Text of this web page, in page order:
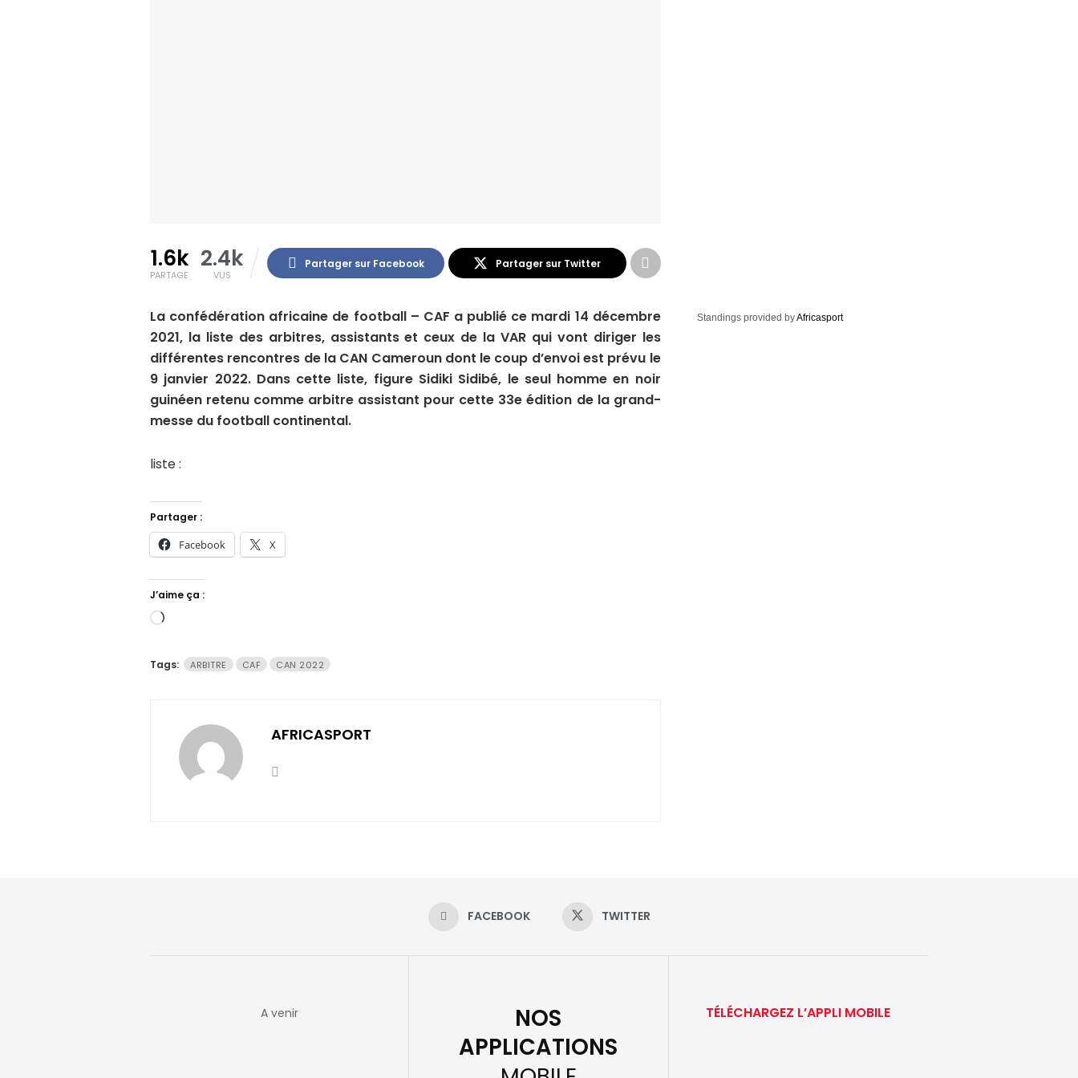
1.6k
PARTAGE
2.4k
VUS
Partager sur Facebook Partager sur Twitter
La confédération africaine de football – CAF a publié ce mardi 14 décembre
2021, la liste des arbitres, assistants et ceux de la VAR qui vont diriger les
différentes rencontres de la CAN Cameroun dont le coup d’envoi est prévu le
9 janvier 2022. Dans cette liste, figure Sidiki Sidibé, le seul homme en noir
guinéen retenu comme arbitre assistant pour cette 33e édition de la grand-
messe du football continental.
liste :
Partager :
Facebook X
J’aime ça :
Chargement…
Tags: ARBITRE CAF CAN 2022
AFRICASPORT
Standings provided byAfricasport
FACEBOOK TWITTER
A venir
NOS
APPLICATIONS
TÉLÉCHARGEZ L’APPLI MOBILE